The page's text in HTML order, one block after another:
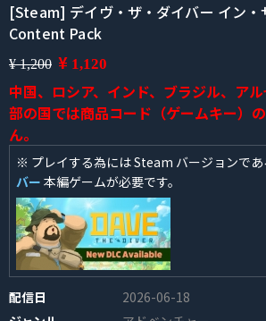
INFO
[Steam] デイヴ・ザ・ダイバー イン・
Content Pack
¥ 1,200 ¥ 1,120
中国、ロシア、インド、ブラジル、ア
部の国では商品コード（ゲームキー）
ん。
※ プレイする為には Steam バージョンであ
バー 本編ゲームが必要です。
配信日
2026-06-18